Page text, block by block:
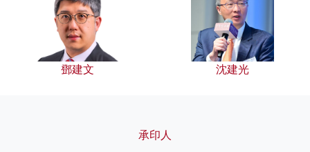
鄧建文 沈建光
承印人